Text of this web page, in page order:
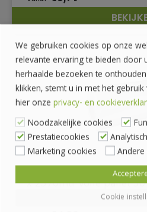
Machinefolie Nano
x 2370mtr volle pallet
We gebruiken cookies op onze
relevante ervaring te bieden door
herhaalde bezoeken te
klikken, stemt u in met het
hier onze privacy- en
Noodzakelijke cookies
Prestatiecookies
Marketing cookies
Cookie